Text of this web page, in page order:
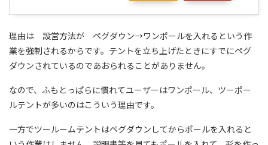
理由は 設営方法が ペグダウン→ワンポールを入れるという作
業を強制されるからです。テントを立ち上げたときにすでにペグ
ダウンされているのであおられることがありません。
なので、ふもとっぱらに慣れてユーザーはワンポール、ツーポー
ルテントが多いのはこういう理由です。
一方でツールームテントはペグダウンしてからポールを入れると